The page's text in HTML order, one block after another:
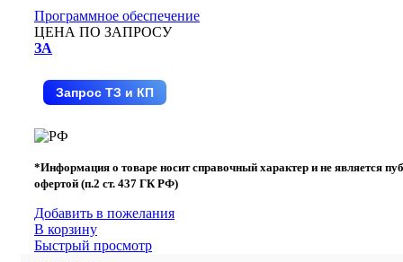
Программное обеспечение
ЦЕНА ПО ЗАПРОСУ
ЗА
Запрос ТЗ и КП
*Информация о товаре носит справочный характер и не является
офертой (п.2 ст. 437 ГК РФ)
Добавить в пожелания
В корзину
Быстрый просмотр